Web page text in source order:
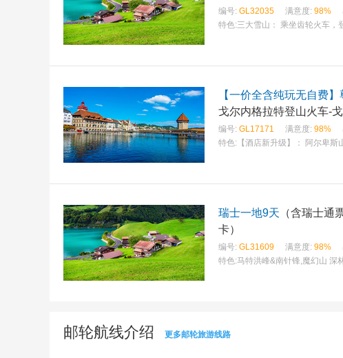
编号: GL32035 满意度: 98%
特色:三大雪山： 乘坐齿轮火车，
【一价全含纯玩无自费
戈尔内格拉特登山火车-
编号: GL17171 满意度: 98%
特色: 【酒店新升级】： 阿尔卑
瑞士一地9天 （含瑞士通
卡）
编号: GL31609 满意度: 98%
特色:马特洪峰&南针锋,魔幻山 深
邮轮航线介绍 更多邮轮旅游线路